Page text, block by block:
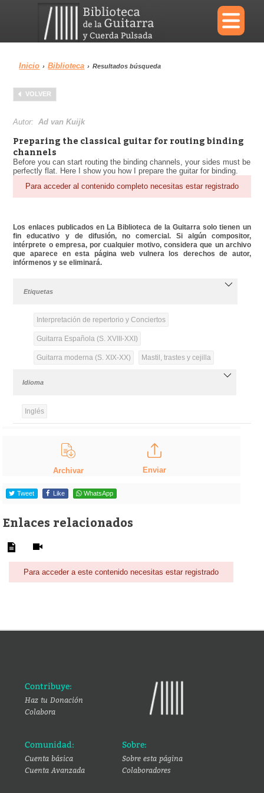
×
Menu
Biblioteca
Área personal Reproductor
Inicio › Biblioteca › Resultados búsqueda
VOLVER
Autor:Ad van Kuijk
Preparing the classical guitar for routing binding
channels
Before you can start routing the binding channels, your sides must be
perfectly flat. Here I show you how I prepare the guitar for binding.
Para acceder al contenido completo necesitas estar registrado
Los enlaces publicados en La Biblioteca de la Guitarra solo tienen un
fin educativo y de difusión, no comercial. Si algún compositor,
intérprete o empresa, por cualquier motivo, considera que un archivo
que aparece en esta página web vulnera los derechos de autor,
infórmenos y se eliminará.
Etiquetas
Interpretación de repertorio y Conciertos
Guitarra Española (S. XVIII-XXI)
Guitarra moderna (S. XIX-XX) Mastil, trastes y cejilla
Idioma
Inglés
Archivar Enviar
Tweet Like WhatsApp
Enlaces relacionados
Para acceder a este contenido necesitas estar registrado
Contribuye:
Haz tu Donación
Colabora
Comunidad:
Cuenta básica
Cuenta Avanzada
Sobre:
Sobre esta página
Colaboradores